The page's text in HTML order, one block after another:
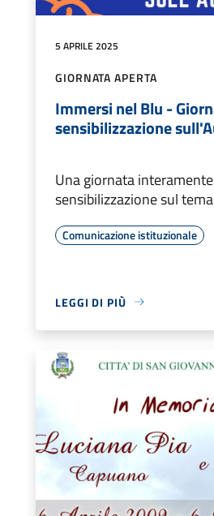
5 APRILE 2025
GIORNATA APERTA
Immersi nel Blu -
sensibilizzazione
Una giornata
sensibilizzazione sul
Comunicazione istituzionale
LEGGI DI PIÙ